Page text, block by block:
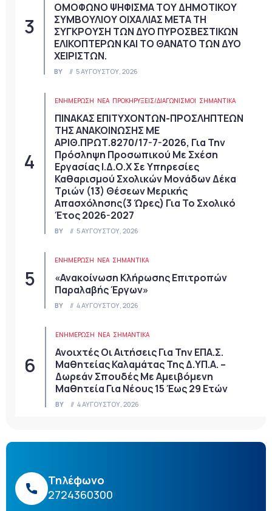
ΟΜΟΦΩΝΟ ΨΗΦΙΣΜΑ ΤΟΥ ΔΗΜΟΤΙΚΟΥ
ΣΥΜΒΟΥΛΙΟΥ ΟΙΧΑΛΙΑΣ ΜΕΤΑ ΤΗ
ΣΥΓΚΡΟΥΣΗ ΤΩΝ ΔΥΟ ΠΥΡΟΣΒΕΣΤΙΚΩΝ
ΕΛΙΚΟΠΤΕΡΩΝ ΚΑΙ ΤΟ ΘΑΝΑΤΟ ΤΩΝ ΔΥΟ
ΧΕΙΡΙΣΤΩΝ.
BY 5 ΑΥΓΟΎΣΤΟΥ, 2026
ΕΝΗΜΕΡΩΣΗ ΝΈΑ ΠΡΟΚΗΡΎΞΕΙΣ/ΔΙΑΓΩΝΙΣΜΟΊ ΣΗΜΑΝΤΙΚΆ
ΠΙΝΑΚΑΣ ΕΠΙΤΥΧΟΝΤΩΝ-ΠΡΟΣΛΗΠΤΕΩΝ
ΤΗΣ ΑΝΑΚΟΙΝΩΣΗΣ ΜΕ
ΑΡΙΘ.ΠΡΩΤ.8270/17-7-2026, Για Την
Πρόσληψη Προσωπικού Με Σχέση
Εργασίας Ι.Δ.Ο.Χ Σε Υπηρεσίες
Καθαρισμού Σχολικών Μονάδων Δέκα
Τριών (13) Θέσεων Μερικής
Απασχόλησης(3 Ώρες) Για Το Σχολικό
Έτος 2026-2027
BY 5 ΑΥΓΟΎΣΤΟΥ, 2026
ΕΝΗΜΕΡΩΣΗ ΝΈΑ ΣΗΜΑΝΤΙΚΆ
«Ανακοίνωση Κλήρωσης Επιτροπών
Παραλαβής Έργων»
BY 4 ΑΥΓΟΎΣΤΟΥ, 2026
ΕΝΗΜΕΡΩΣΗ ΝΈΑ ΣΗΜΑΝΤΙΚΆ
Ανοιχτές Οι Αιτήσεις Για Την ΕΠΑ.Σ.
Μαθητείας Καλαμάτας Της Δ.ΥΠ.Α. –
Δωρεάν Σπουδές Με Αμειβόμενη
Μαθητεία Για Νέους 15 Έως 29 Ετών
BY 4 ΑΥΓΟΎΣΤΟΥ, 2026
Τηλέφωνο
2724360300